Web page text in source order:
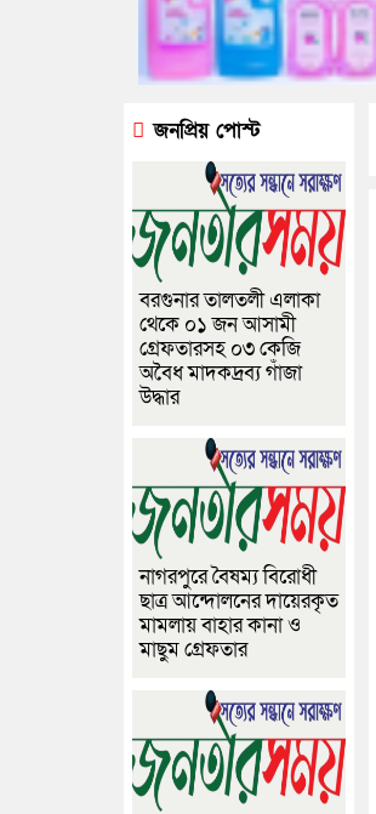
জনপ্রিয় পোস্ট
বরগুনার তালতলী এলাকা
থেকে ০১ জন আসামী
গ্রেফতারসহ ০৩ কেজি
অবৈধ মাদকদ্রব্য গাঁজা
উদ্ধার
নাগরপুরে বৈষম্য বিরোধী
ছাত্র আন্দোলনের দায়েরকৃত
মামলায় বাহার কানা ও
মাছুম গ্রেফতার